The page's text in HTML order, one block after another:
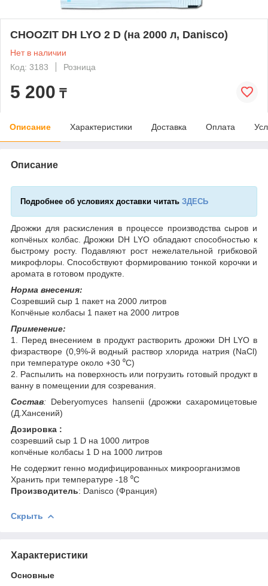
CHOOZIT DH LYO 2 D (на 2000 л, Danisco)
Нет в наличии
Код: 3183
Розница
5 200 ₸
Описание Характеристики Доставка Оплата
Описание
Подробнее об условиях доставки читать ЗДЕСЬ
Дрожжи для раскисления в процессе производства сыров и
копчёных колбас. Дрожжи DH LYO обладают способностью к
быстрому росту. Подавляют рост нежелательной грибковой
микрофлоры. Способствуют формированию тонкой корочки и
аромата в готовом продукте.
Норма внесения:
Созревший сыр 1 пакет на 2000 литров
Копчёные колбасы 1 пакет на 2000 литров
Применение:
1. Перед внесением в продукт растворить дрожжи DH LYO в
физрастворе (0,9%-й водный раствор хлорида натрия (NaCl)
при температуре около +30 ⁰C)
2. Распылить на поверхность или погрузить готовый продукт в
ванну в помещении для созревания.
Состав: Deberyomyces hansenii (дрожжи сахаромицетовые
(Д.Хансений)
Дозировка :
созревший сыр 1 D на 1000 литров
копчёные колбасы 1 D на 1000 литров
Не содержит генно модифицированных микроорганизмов
Хранить при температуре -18 ⁰C
Производитель: Danisco (Франция)
Скрыть
Характеристики
Основные